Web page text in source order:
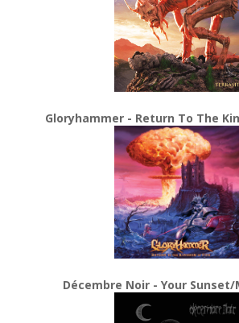
Gloryhammer - Return To The
Décembre Noir - Your Sunset/